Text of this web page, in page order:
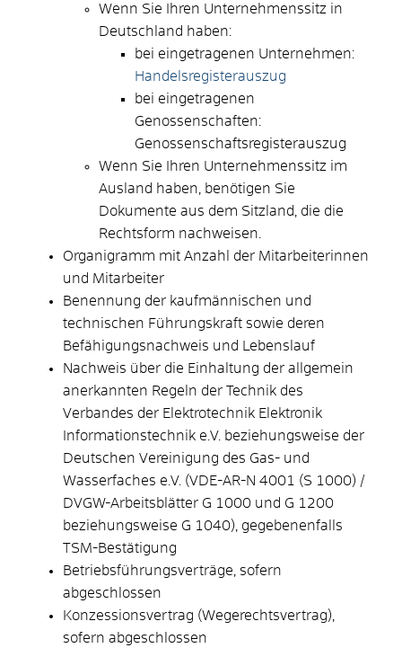
Wenn Sie Ihren Unternehmenssitz in
Deutschland haben:
bei eingetragenen Unternehmen:
Handelsregisterauszug
bei eingetragenen
Genossenschaften:
Genossenschaftsregisterauszug
Wenn Sie Ihren Unternehmenssitz im
Ausland haben, benötigen Sie
Dokumente aus dem Sitzland, die die
Rechtsform nachweisen.
Organigramm mit Anzahl der Mitarbeiterinnen
und Mitarbeiter
Benennung der kaufmännischen und
technischen Führungskraft sowie deren
Befähigungsnachweis und Lebenslauf
Nachweis über die Einhaltung der allgemein
anerkannten Regeln der Technik des
Verbandes der Elektrotechnik Elektronik
Informationstechnik e.V. beziehungsweise der
Deutschen Vereinigung des Gas- und
Wasserfaches e.V. (VDE-AR-N 4001 (S 1000) /
DVGW-Arbeitsblätter G 1000 und G 1200
beziehungsweise G 1040), gegebenenfalls
TSM-Bestätigung
Betriebsführungsverträge, sofern
abgeschlossen
Konzessionsvertrag (Wegerechtsvertrag),
sofern abgeschlossen